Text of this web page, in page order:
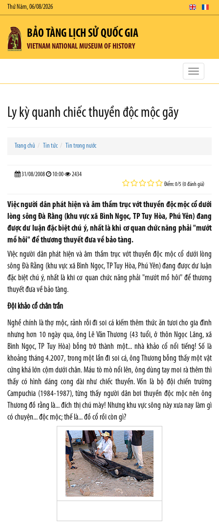
Thứ Năm, 06/08/2026
BẢO TÀNG LỊCH SỬ QUỐC GIA
VIETNAM NATIONAL MUSEUM OF HISTORY
Toggle
Ly kỳ quanh chiếc thuyền độc mộc gãy
Trang chủ Tin tức Tin trong nước
31/08/2008 10:00 2434
Điểm: 0/5 (0 đánh giá)
Việc người dân phát hiện và âm thầm trục vớt thuyền độc mộc cổ dưới
lòng sông Đà Rằng (khu vực xã Bình Ngọc, TP Tuy Hòa, Phú Yên) đang
được dư luận đặc biệt chú ý, nhất là khi cơ quan chức năng phải "mướt
mồ hôi" để thương thuyết đưa về bảo tàng.
Việc người dân phát hiện và âm thầm trục vớt thuyền độc mộc cổ dưới lòng
sông Đà Rằng (khu vực xã Bình Ngọc, TP Tuy Hòa, Phú Yên) đang được dư luận
đặc biệt chú ý, nhất là khi cơ quan chức năng phải "mướt mồ hôi" để thương
thuyết đưa về bảo tàng.
Đội khảo cổ chân trần
Nghề chính là thợ mộc, rảnh rỗi đi soi cá kiếm thêm thức ăn tươi cho gia đình
nhưng hơn 10 ngày qua, ông Lê Văn Thương (43 tuổi, ở thôn Ngọc Lãng, xã
Bình Ngọc, TP Tuy Hòa) bỗng trở thành một... nhà khảo cổ nổi tiếng! Số là
khoảng tháng 4.2007, trong một lần đi soi cá, ông Thương bỗng thấy một vật
cứng khá lớn cộm dưới chân. Máu tò mò nổi lên, ông dùng tay moi rà thêm thì
thấy có hình dáng cong dài như chiếc thuyền. Vốn là bộ đội chiến trường
Campuchia (1984-1987), từng thấy người dân bơi thuyền độc mộc nên ông
Thương đồ rằng là... đích thị chú mày! Nhưng khu vực sông này xưa nay làm gì
có chuyện... độc mộc; thế là... đồ cổ rồi còn gì?